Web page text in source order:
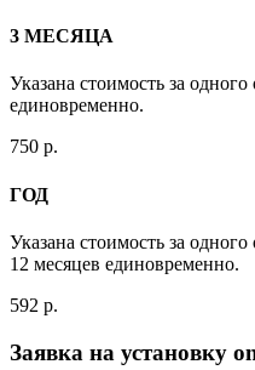
3 МЕСЯЦА
Указана стоимость за
единовременно.
750 р.
ГОД
Указана стоимость за
12 месяцев единовременно.
592 р.
Заявка на установку